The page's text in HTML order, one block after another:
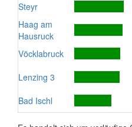
Steyr
Haag am
Hausruck
Vöcklabruck
Lenzing 3
Bad Ischl